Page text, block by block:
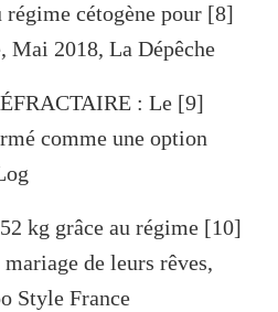
régime cétogène pour
Mai 2018, La Dépêche
: Le
comme une option
kg grâce au régime
de leurs rêves,
Style France